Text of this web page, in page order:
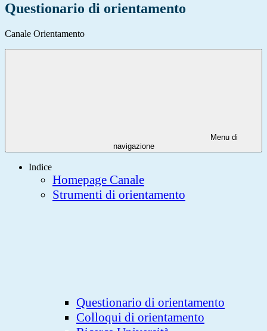
Questionario di orientamento
Canale Orientamento
Menu di
navigazione
Indice
Homepage Canale
Strumenti di orientamento
Questionario di orientamento
Colloqui di orientamento